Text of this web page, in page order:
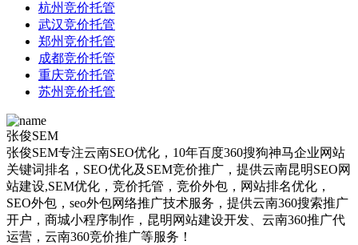
杭州竞价托管
武汉竞价托管
郑州竞价托管
成都竞价托管
重庆竞价托管
苏州竞价托管
张俊SEM
张俊SEM专注云南SEO优化，10年百度360搜狗神马企业网站
关键词排名，SEO优化及SEM竞价推广，提供云南昆明SEO网
站建设,SEM优化，竞价托管，竞价外包，网站排名优化，
SEO外包，seo外包网络推广技术服务，提供云南360搜索推广
开户，商城小程序制作，昆明网站建设开发、云南360推广代
运营，云南360竞价推广等服务！